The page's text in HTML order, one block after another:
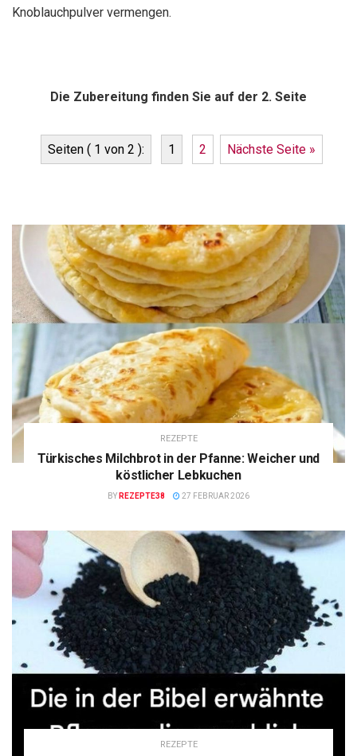
Knoblauchpulver vermengen.
Die Zubereitung finden Sie auf der 2. Seite
Seiten ( 1 von 2 ): 1 2 Nächste Seite »
REZEPTE
Türkisches Milchbrot in der Pfanne: Weicher und
köstlicher Lebkuchen
BY REZEPTE38 27 FEBRUAR 2026
REZEPTE